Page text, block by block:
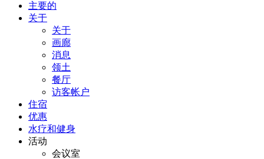
主要的
关于
关于
画廊
消息
领土
餐厅
访客帐户
住宿
优惠
水疗和健身
活动
会议室